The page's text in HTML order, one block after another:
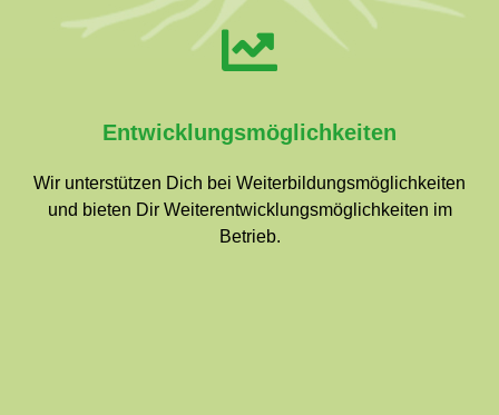
Entwicklungsmöglichkeiten
Wir unterstützen Dich bei Weiterbildungsmöglichkeiten
und bieten Dir Weiterentwicklungsmöglichkeiten im
Betrieb.